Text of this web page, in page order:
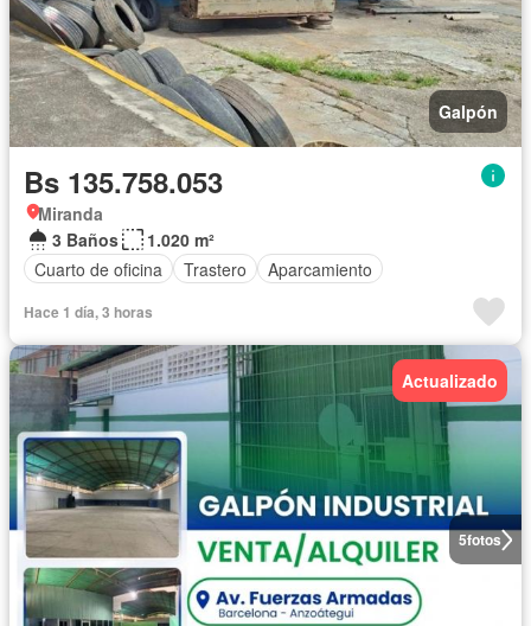
Galpón
Bs 135.758.053
Miranda
3 Baños
1.020 m²
Cuarto de oficina
Trastero Aparcamiento
Hace 1 día, 3 horas
5fotos
Actualizado